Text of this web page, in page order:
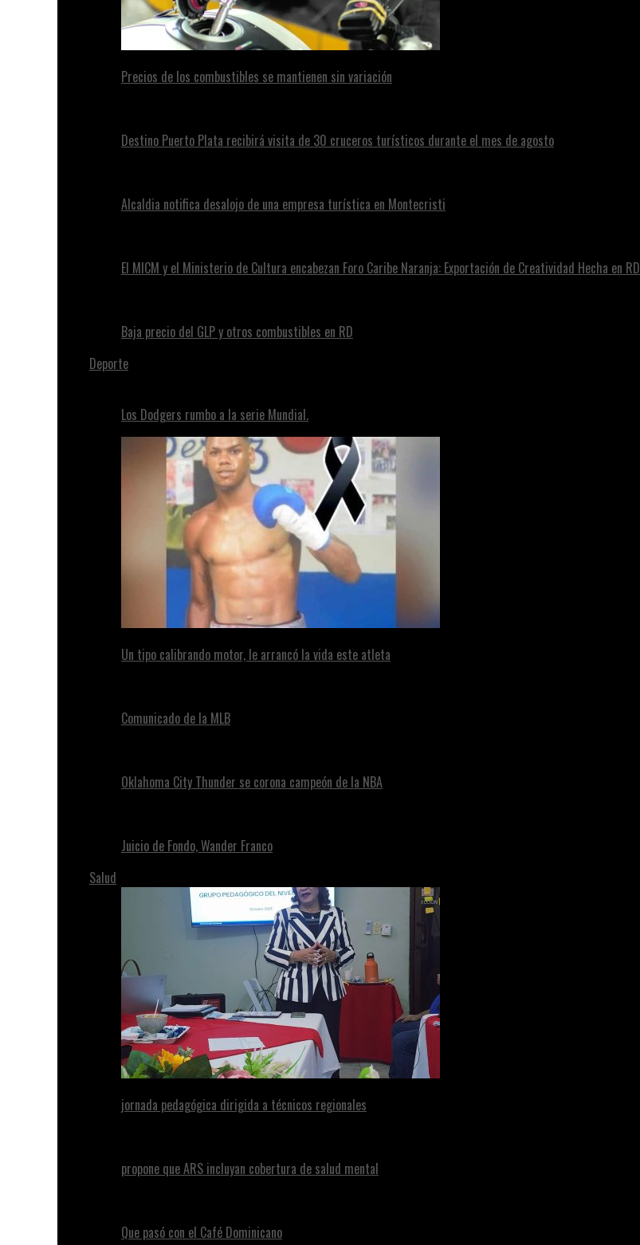
Precios de los combustibles se mantienen sin variación
Destino Puerto Plata recibirá visita de 30 cruceros turísticos durante el mes de agosto
Alcaldia notifica desalojo de una empresa turística en Montecristi
El MICM y el Ministerio de Cultura encabezan Foro Caribe Naranja: Exportación de Creatividad Hecha en RD
Baja precio del GLP y otros combustibles en RD
Deporte
Los Dodgers rumbo a la serie Mundial.
Un tipo calibrando motor, le arrancó la vida este atleta
Comunicado de la MLB
Oklahoma City Thunder se corona campeón de la NBA
Juicio de Fondo, Wander Franco
Salud
jornada pedagógica dirigida a técnicos regionales
propone que ARS incluyan cobertura de salud mental
Que pasó con el Café Dominicano